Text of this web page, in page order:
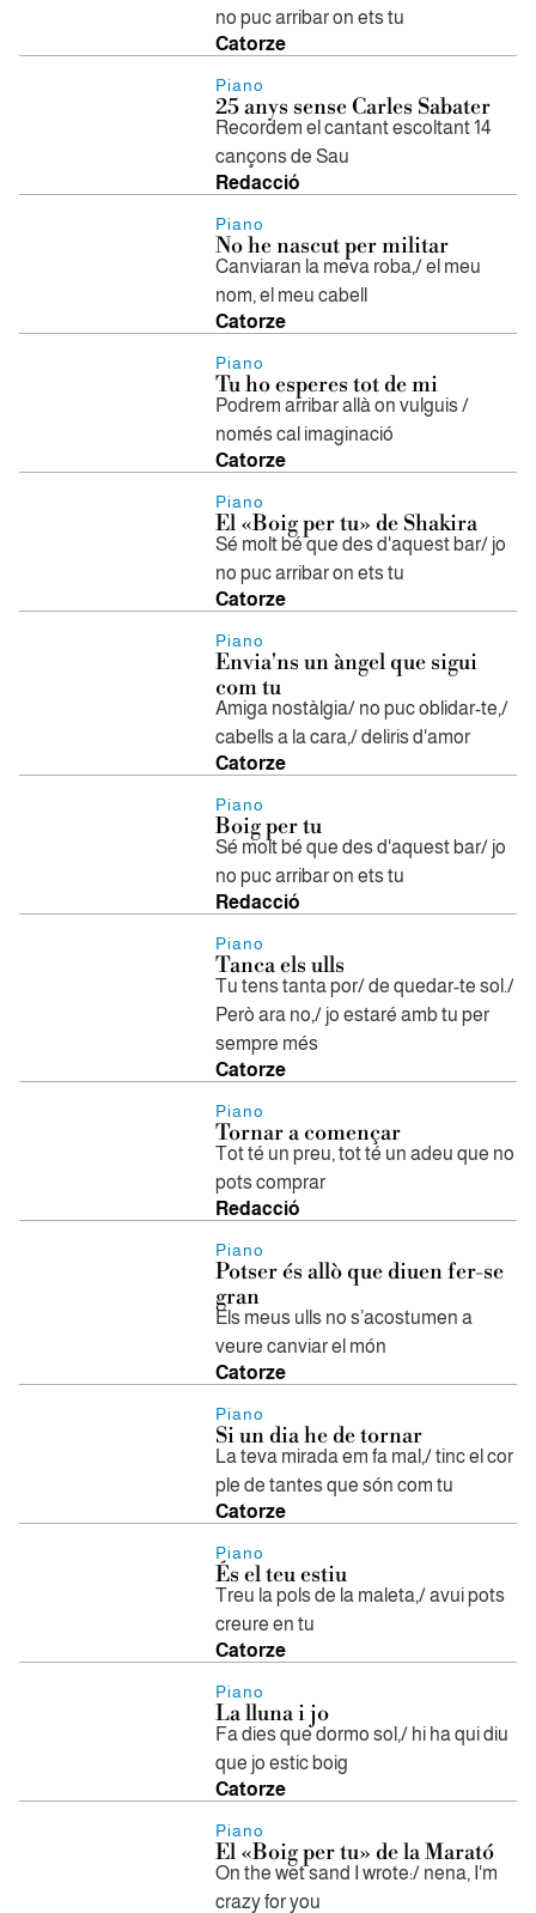
no puc arribar on ets tu
Catorze
Piano
25 anys sense Carles Sabater
Recordem el cantant escoltant 14
cançons de Sau
Redacció
Piano
No he nascut per militar
Canviaran la meva roba,/ el meu
nom, el meu cabell
Catorze
Piano
Tu ho esperes tot de mi
Podrem arribar allà on vulguis /
només cal imaginació
Catorze
Piano
El «Boig per tu» de Shakira
Sé molt bé que des d'aquest bar/ jo
no puc arribar on ets tu
Catorze
Piano
Envia'ns un àngel que sigui
com tu
Amiga nostàlgia/ no puc oblidar-te,/
cabells a la cara,/ deliris d'amor
Catorze
Piano
Boig per tu
Sé molt bé que des d'aquest bar/ jo
no puc arribar on ets tu
Redacció
Piano
Tanca els ulls
Tu tens tanta por/ de quedar-te sol./
Però ara no,/ jo estaré amb tu per
sempre més
Catorze
Piano
Tornar a començar
Tot té un preu, tot té un adeu que no
pots comprar
Redacció
Piano
Potser és allò que diuen fer-se
gran
Els meus ulls no s’acostumen a
veure canviar el món
Catorze
Piano
Si un dia he de tornar
La teva mirada em fa mal,/ tinc el cor
ple de tantes que són com tu
Catorze
Piano
És el teu estiu
Treu la pols de la maleta,/ avui pots
creure en tu
Catorze
Piano
La lluna i jo
Fa dies que dormo sol,/ hi ha qui diu
que jo estic boig
Catorze
Piano
El «Boig per tu» de la Marató
On the wet sand I wrote:/ nena, I'm
crazy for you